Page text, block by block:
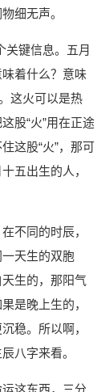
细无声。
关键信息。五月
着什么？意味
这火可以是热
股“火”用在正途
这股“火”，那可
五出生的人，
不同的时辰，
天生的双胞
生的，那阳气
是晚上生的，
稳。所以啊，
八字来看。